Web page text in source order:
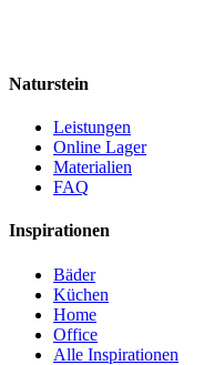
Naturstein
Leistungen
Online Lager
Materialien
FAQ
Inspirationen
Bäder
Küchen
Home
Office
Alle Inspirationen